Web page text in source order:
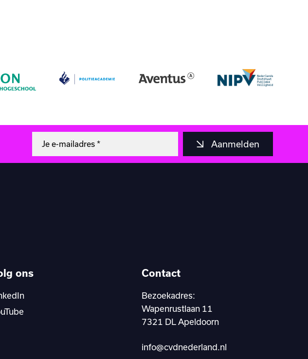
Aanmelden
ons Contact
Bezoekadres:
Wapenrustlaan 11
7321 DL Apeldoorn
info@cvdnederland.nl